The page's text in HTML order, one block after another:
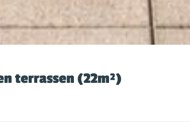
terrassen (22m²)